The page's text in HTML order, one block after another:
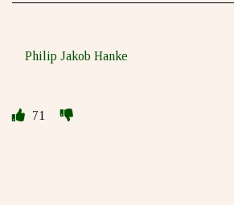
Philip Jakob Hanke
71